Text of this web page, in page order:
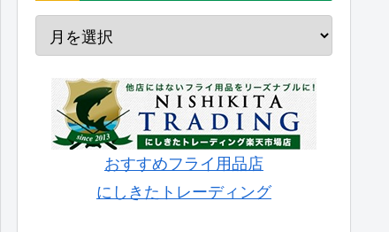
おすすめフライ用品店
にしきたトレーディング